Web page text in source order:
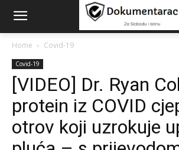
Home Covid-19
Covid-19
[VIDEO] Dr. Ryan
protein iz COVID
otrov koji uzrokuje